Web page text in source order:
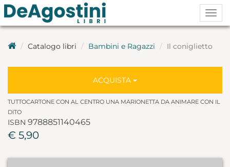
Catalogo libri Bambini e Ragazzi Il coniglietto
ACQUISTA
TUTTOCARTONE CON AL CENTRO UNA MARIONETTA DA ANIMARE CON IL
DITO
ISBN 9788851140465
€ 5,90